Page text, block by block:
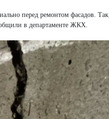
перед ремонтом фасадов.
в департаменте ЖКХ.